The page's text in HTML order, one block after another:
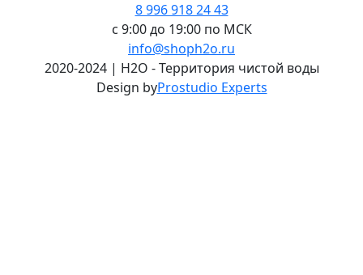
8 996 918 24 43
с 9:00 до 19:00 по МСК
info@shoph2o.ru
2020-2024 | H2O - Территория чистой воды
Design byProstudio Experts